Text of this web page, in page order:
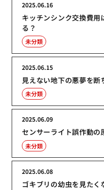
キッチンシンク交換費
る？
2025.06.16
未分類
見えない地下の悪夢を断
2025.06.15
未分類
センサーライト誤作動の
2025.06.09
未分類
ゴキブリの幼虫を見た
2025.06.08